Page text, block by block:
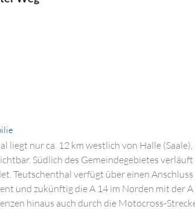
liegt nur ca. 12 km westlich von Halle
Südlich des Gemeindegebietes
Teutschenthal verfügt über einen Anschluss
und zukünftig die A 14 im Norden mit der A
hinaus auch durch die Motocross-